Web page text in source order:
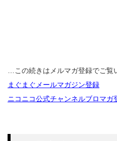
…この続きはメルマガ登録でご覧
まぐまぐメールマガジン登録
ニコニコ公式チャンネルブロマガ